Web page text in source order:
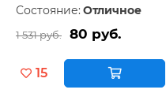
Состояние: Отличное
1 531 руб. 80 руб.
15